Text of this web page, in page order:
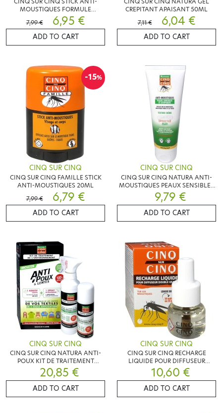
MOUSTIQUES FORMULE
RENFORCEE 20ML
7,99 € 6,95 €
ADD TO CART
CREPITANT APAISANT 50ML
7,11 €
6,04 €
ADD TO CART
-15%
CINQ SUR CINQ
CINQ SUR CINQ FAMILLE STICK
ANTI-MOUSTIQUES 20ML
7,99 €
6,79 €
ADD TO CART
CINQ SUR CINQ
CINQ SUR CINQ NATURA ANTI-
MOUSTIQUES PEAUX SENSIBLES
100ML
9,79 €
ADD TO CART
CINQ SUR CINQ
CINQ SUR CINQ NATURA ANTI-
POUX KIT DE TRAITEMENT
ENVIRONNEMENT
20,85 €
ADD TO CART
CINQ SUR CINQ
CINQ SUR CINQ RECHARGE
LIQUIDE POUR DIFFUSEUR
DOUBLE USAGE 35ML
10,60 €
ADD TO CART